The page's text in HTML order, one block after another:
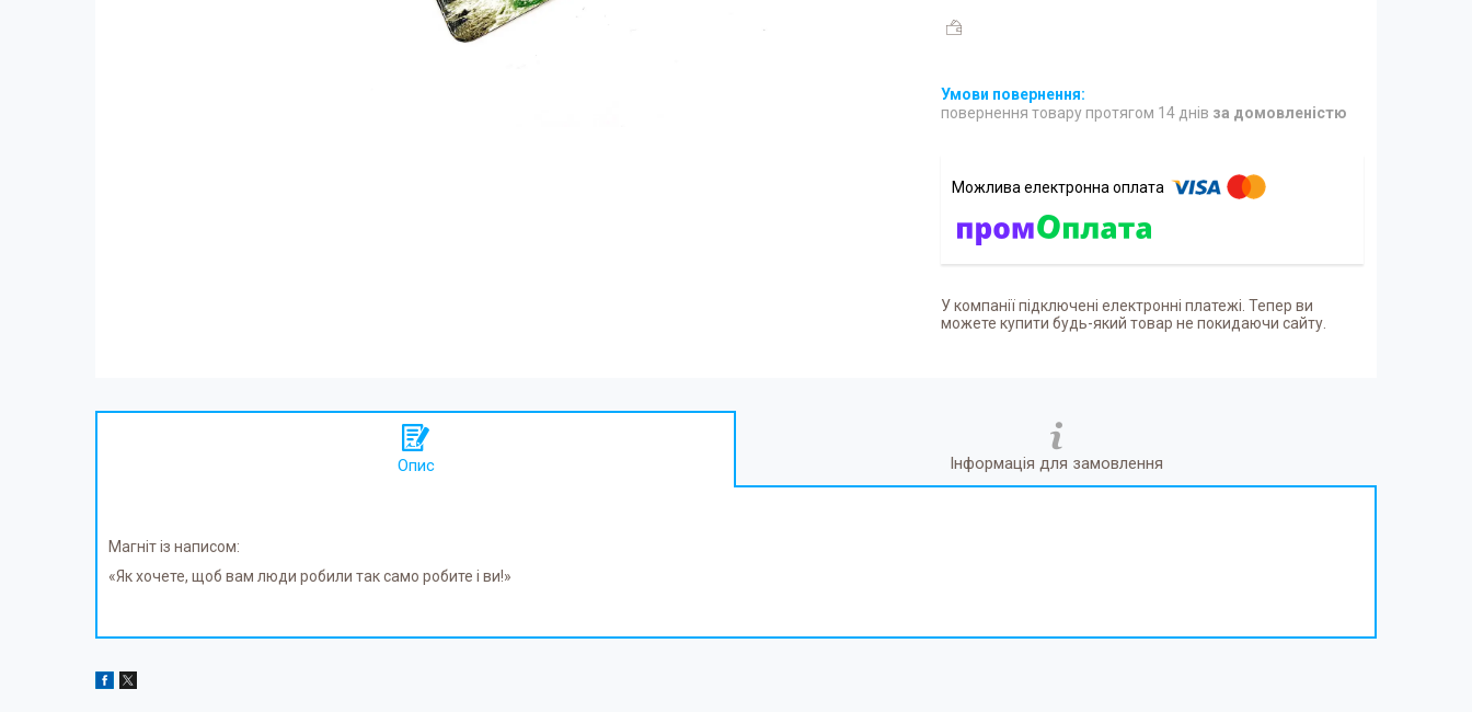
повернення товару протягом 14 днів за домовленістю
У компанії підключені електронні платежі. Тепер ви
можете купити будь-який товар не покидаючи сайту.
Опис Інформація для замовлення
Магніт із написом:
«Як хочете, щоб вам люди робили так само робите і ви!»